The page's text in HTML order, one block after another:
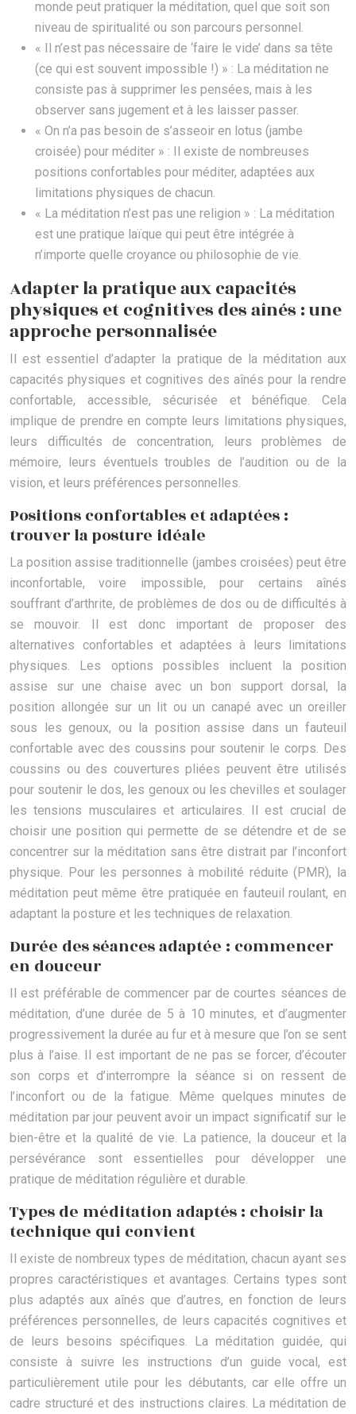
monde peut pratiquer la méditation, quel que soit son
niveau de spiritualité ou son parcours personnel.
« Il n’est pas nécessaire de ‘faire le vide’ dans sa tête
(ce qui est souvent impossible !) » : La méditation ne
consiste pas à supprimer les pensées, mais à les
observer sans jugement et à les laisser passer.
« On n’a pas besoin de s’asseoir en lotus (jambe
croisée) pour méditer » : Il existe de nombreuses
positions confortables pour méditer, adaptées aux
limitations physiques de chacun.
« La méditation n’est pas une religion » : La méditation
est une pratique laïque qui peut être intégrée à
n’importe quelle croyance ou philosophie de vie.
Adapter la pratique aux capacités
physiques et cognitives des aînés : une
approche personnalisée
Il est essentiel d’adapter la pratique de la méditation aux
capacités physiques et cognitives des aînés pour la rendre
confortable, accessible, sécurisée et bénéfique. Cela
implique de prendre en compte leurs limitations physiques,
leurs difficultés de concentration, leurs problèmes de
mémoire, leurs éventuels troubles de l’audition ou de la
vision, et leurs préférences personnelles.
Positions confortables et adaptées :
trouver la posture idéale
La position assise traditionnelle (jambes croisées) peut être
inconfortable, voire impossible, pour certains aînés
souffrant d’arthrite, de problèmes de dos ou de difficultés à
se mouvoir. Il est donc important de proposer des
alternatives confortables et adaptées à leurs limitations
physiques. Les options possibles incluent la position
assise sur une chaise avec un bon support dorsal, la
position allongée sur un lit ou un canapé avec un oreiller
sous les genoux, ou la position assise dans un fauteuil
confortable avec des coussins pour soutenir le corps. Des
coussins ou des couvertures pliées peuvent être utilisés
pour soutenir le dos, les genoux ou les chevilles et soulager
les tensions musculaires et articulaires. Il est crucial de
choisir une position qui permette de se détendre et de se
concentrer sur la méditation sans être distrait par l’inconfort
physique. Pour les personnes à mobilité réduite (PMR), la
méditation peut même être pratiquée en fauteuil roulant, en
adaptant la posture et les techniques de relaxation.
Durée des séances adaptée : commencer
en douceur
Il est préférable de commencer par de courtes séances de
méditation, d’une durée de 5 à 10 minutes, et d’augmenter
progressivement la durée au fur et à mesure que l’on se sent
plus à l’aise. Il est important de ne pas se forcer, d’écouter
son corps et d’interrompre la séance si on ressent de
l’inconfort ou de la fatigue. Même quelques minutes de
méditation par jour peuvent avoir un impact significatif sur le
bien-être et la qualité de vie. La patience, la douceur et la
persévérance sont essentielles pour développer une
pratique de méditation régulière et durable.
Types de méditation adaptés : choisir la
technique qui convient
Il existe de nombreux types de méditation, chacun ayant ses
propres caractéristiques et avantages. Certains types sont
plus adaptés aux aînés que d’autres, en fonction de leurs
préférences personnelles, de leurs capacités cognitives et
de leurs besoins spécifiques. La méditation guidée, qui
consiste à suivre les instructions d’un guide vocal, est
particulièrement utile pour les débutants, car elle offre un
cadre structuré et des instructions claires. La méditation de